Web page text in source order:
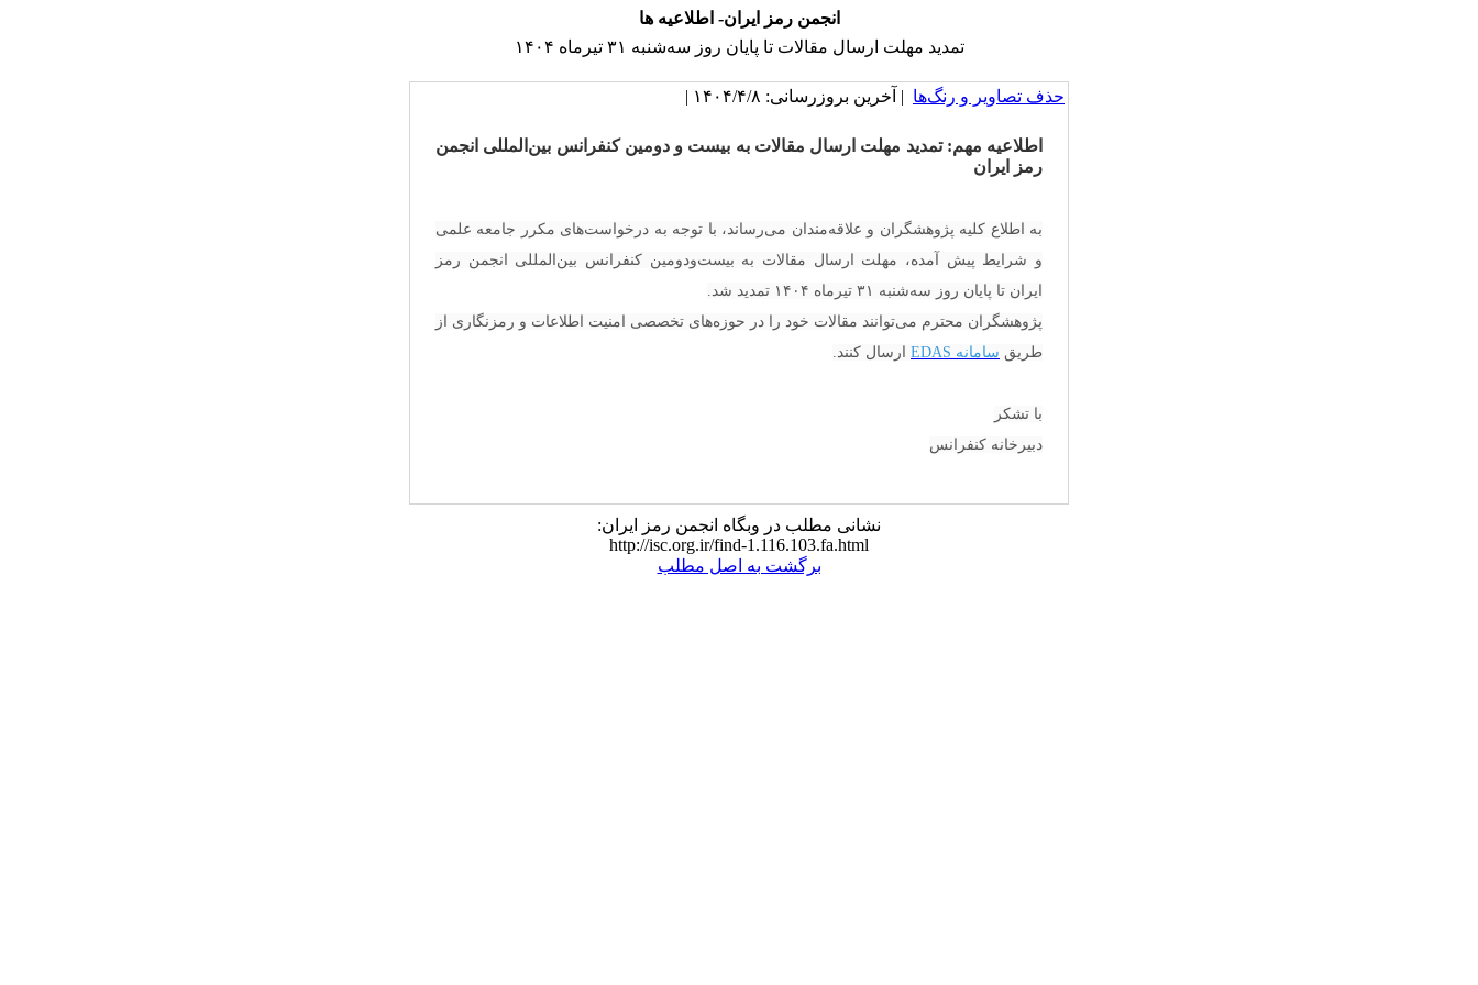
انجمن رمز ایران- اطلاعیه ها
تمدید مهلت ارسال مقالات تا پایان روز سه‌شنبه ۳۱ تیرماه ۱۴۰۴
حذف تصاویر و رنگ‌ها | آخرین بروزرسانی: ۱۴۰۴/۴/۸ |
اطلاعیه مهم: تمدید مهلت ارسال مقالات به بیست و دومین کنفرانس بین‌المللی انجمن
رمز ایران
به اطلاع کلیه پژوهشگران و علاقه‌مندان می‌رساند، با توجه به درخواست‌های مکرر جامعه علمی
و شرایط پیش آمده، مهلت ارسال مقالات به بیست‌ودومین کنفرانس بین‌المللی انجمن رمز
ایران تا پایان روز سه‌شنبه ۳۱ تیرماه ۱۴۰۴ تمدید شد.
پژوهشگران محترم می‌توانند مقالات خود را در حوزه‌های تخصصی امنیت اطلاعات و رمزنگاری از
طریق سامانه EDAS ارسال کنند.
با تشکر
دبیرخانه کنفرانس
نشانی مطلب در وبگاه انجمن رمز ایران:
http://isc.org.ir/find-1.116.103.fa.html
برگشت به اصل مطلب